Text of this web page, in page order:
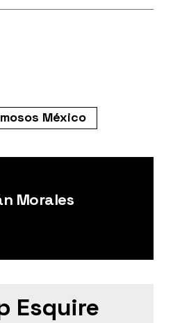
México
Morales
Esquire